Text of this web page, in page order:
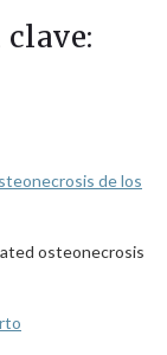
de los
osteonecrosis